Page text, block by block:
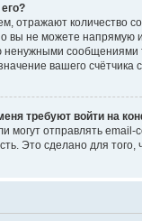
отражают количество
вы не можете напрямую
сообщениями
вашего счётчика
требуют войти на
могут отправлять
Это сделано для